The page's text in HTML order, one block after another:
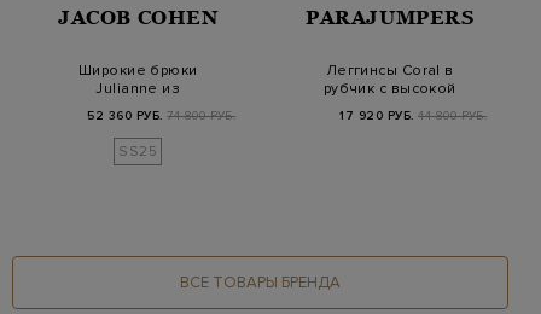
JACOB COHEN
Широкие брюки
Julianne из
поплина с к…
52 360 РУБ. 74 800 РУБ.
SS25
PARAJUMPERS
Леггинсы Coral в
рубчик с высокой
н…
17 920 РУБ. 44 800 РУБ.
ВСЕ ТОВАРЫ БРЕНДА